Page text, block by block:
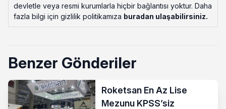
devletle veya resmi kurumlarla hiçbir bağlantısı yoktur. Daha
fazla bilgi için gizlilik politikamıza buradan ulaşabilirsiniz.
Benzer Gönderiler
Roketsan En Az Lise
Mezunu KPSS’siz